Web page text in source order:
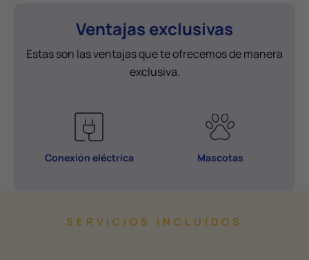
Ventajas exclusivas
Estas son las ventajas que te ofrecemos de manera
exclusiva.
Conexión eléctrica Mascotas
SERVICIOS INCLUIDOS